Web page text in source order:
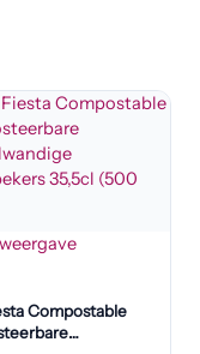
Compostable